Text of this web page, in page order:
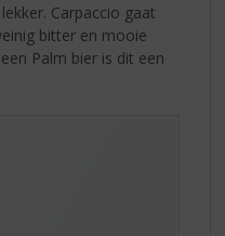
Carpaccio gaat
bitter en mooie
Palm bier is dit een